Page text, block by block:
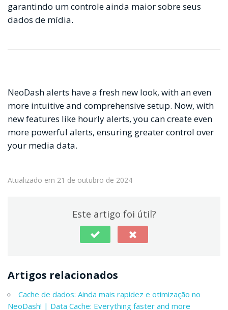
garantindo um controle ainda maior sobre seus
dados de mídia.
NeoDash alerts have a fresh new look, with an even
more intuitive and comprehensive setup. Now, with
new features like hourly alerts, you can create even
more powerful alerts, ensuring greater control over
your media data.
Atualizado em 21 de outubro de 2024
Este artigo foi útil?
Artigos relacionados
Cache de dados: Ainda mais rapidez e otimização no
NeoDash! | Data Cache: Everything faster and more